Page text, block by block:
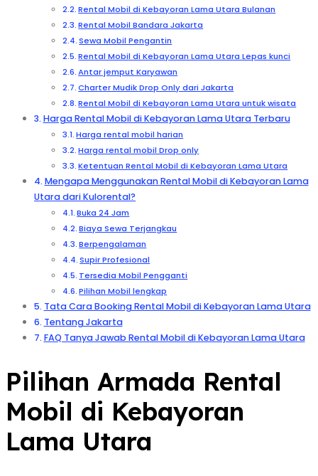
Rental Mobil di Kebayoran Lama Utara Bulanan
Rental Mobil Bandara Jakarta
Sewa Mobil Pengantin
Rental Mobil di Kebayoran Lama Utara Lepas kunci
Antar jemput Karyawan
Charter Mudik Drop Only dari Jakarta
Rental Mobil di Kebayoran Lama Utara untuk wisata
Harga Rental Mobil di Kebayoran Lama Utara Terbaru
Harga rental mobil harian
Harga rental mobil Drop only
Ketentuan Rental Mobil di Kebayoran Lama Utara
Mengapa Menggunakan Rental Mobil di Kebayoran Lama
Utara dari Kulorental?
Buka 24 Jam
Biaya Sewa Terjangkau
Berpengalaman
Supir Profesional
Tersedia Mobil Pengganti
Pilihan Mobil lengkap
Tata Cara Booking Rental Mobil di Kebayoran Lama Utara
Tentang Jakarta
FAQ Tanya Jawab Rental Mobil di Kebayoran Lama Utara
Pilihan Armada Rental
Mobil di Kebayoran
Lama Utara